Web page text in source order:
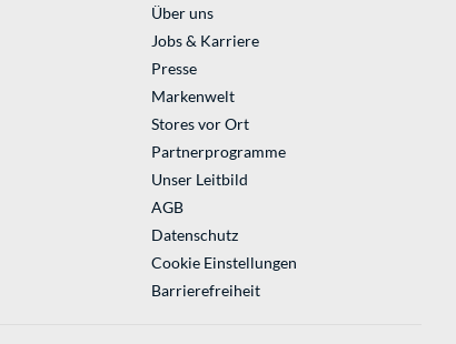
Über uns
Jobs & Karriere
Presse
Markenwelt
Stores vor Ort
Partnerprogramme
Unser Leitbild
AGB
Datenschutz
Cookie Einstellungen
Barrierefreiheit